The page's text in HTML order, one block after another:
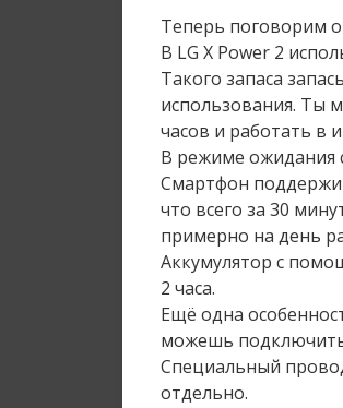
Теперь поговорим
В LG X Power 2
Такого запаса
использования. Ты
часов и работать в
В режиме ожидания
Смартфон
что всего за 30
примерно на день
Аккумулятор с
2 часа.
Ещё одна
можешь подключить
Специальный
отдельно.